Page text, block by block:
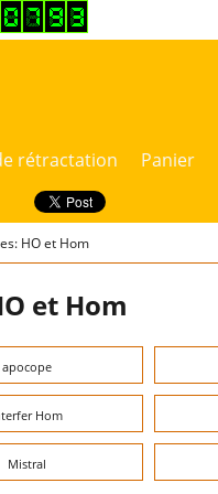
rétractation Panier
HO et Hom
et Hom
apocope
Hom
Mistral